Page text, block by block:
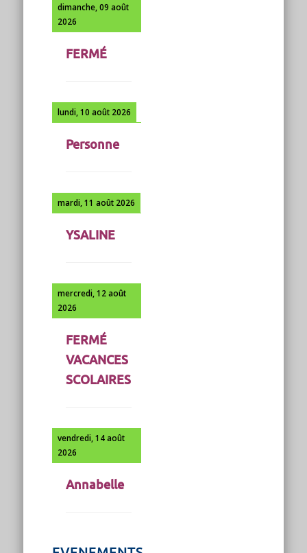
dimanche, 09 août
2026
FERMÉ
lundi, 10 août 2026
Personne
mardi, 11 août 2026
YSALINE
mercredi, 12 août
2026
FERMÉ
VACANCES
SCOLAIRES
vendredi, 14 août
2026
Annabelle